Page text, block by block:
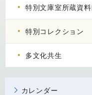
特別文庫室所蔵資
特別コレクション
多文化共生
カレンダー